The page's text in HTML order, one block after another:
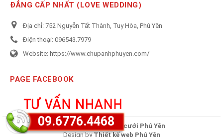
ĐẲNG CẤP NHẤT (LOVE WEDDING)
Địa chỉ: 752 Nguyễn Tất Thành, Tuy Hòa, Phú Yên
Điện thoại: 096543.7979
Website: https://www.chupanhphuyen.com/
PAGE FACEBOOK
Copyright © 2020Ảnh cưới Phú Yên
Design byThiết kế web Phú Yên
09.6776.4468